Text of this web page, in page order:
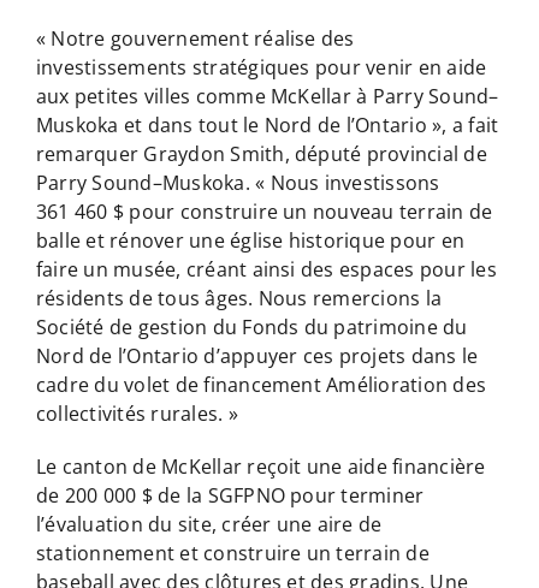
« Notre gouvernement réalise des
investissements stratégiques pour venir en aide
aux petites villes comme McKellar à Parry Sound–
Muskoka et dans tout le Nord de l’Ontario », a fait
remarquer Graydon Smith, député provincial de
Parry Sound–Muskoka. « Nous investissons
361 460 $ pour construire un nouveau terrain de
balle et rénover une église historique pour en
faire un musée, créant ainsi des espaces pour les
résidents de tous âges. Nous remercions la
Société de gestion du Fonds du patrimoine du
Nord de l’Ontario d’appuyer ces projets dans le
cadre du volet de financement Amélioration des
collectivités rurales. »
Le canton de McKellar reçoit une aide financière
de 200 000 $ de la SGFPNO pour terminer
l’évaluation du site, créer une aire de
stationnement et construire un terrain de
baseball avec des clôtures et des gradins. Une